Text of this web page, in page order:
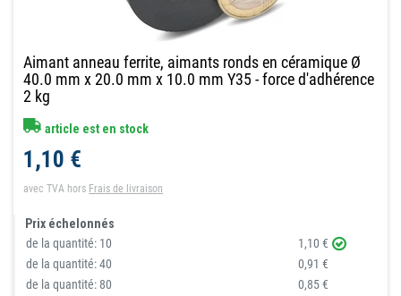
Aimant anneau ferrite, aimants ronds en céramique Ø
40.0 mm x 20.0 mm x 10.0 mm Y35 - force d'adhérence
2 kg
article est en stock
1,10 €
avec TVA hors Frais de livraison
Prix échelonnés
de la quantité: 10
1,10 €
de la quantité:40
0,91 €
de la quantité: 80
0,85 €